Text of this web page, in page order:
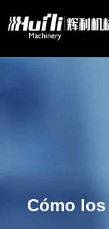
BlogCómo